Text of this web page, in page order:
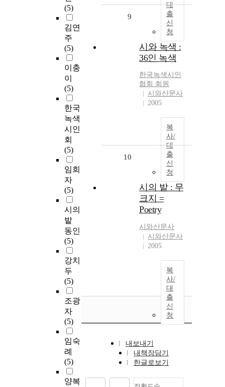
(5)
김연
주
(5)
이충
이
(5)
한국
녹색
시인
회
(5)
임희
자
(5)
시의
밭
동인
(5)
강치
두
(5)
조광
자
(5)
임숙
례
(5)
양복
대
출
신
청
9
시와 녹색 :
36인 녹색
한국녹색시인
협회 회원
시와산문사
2005
복
사/
대
출
신
청
10
시의 밭 : 무
크지 =
Poetry
시와산문사
시와산문사
2005
복
사/
대
출
신
청
내보내기
내책장담기
한글로보기